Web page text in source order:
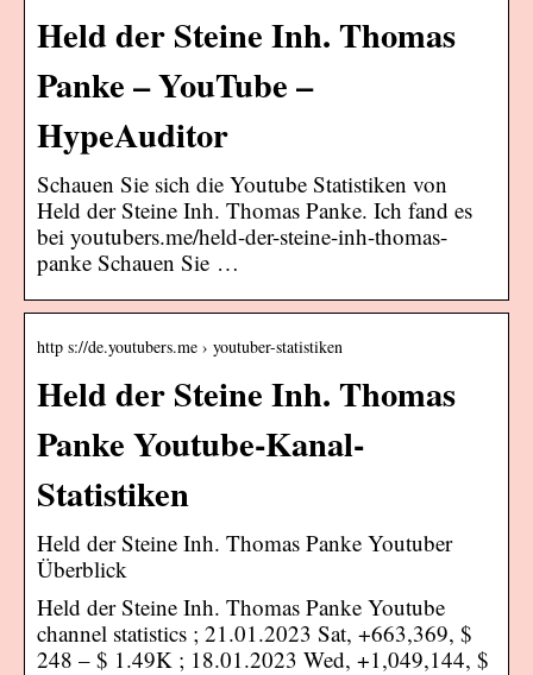
Held der Steine Inh. Thomas
Panke – YouTube –
HypeAuditor
Schauen Sie sich die Youtube Statistiken von
Held der Steine Inh. Thomas Panke. Ich fand es
bei youtubers.me/held-der-steine-inh-thomas-
panke Schauen Sie …
http s://de.youtubers.me › youtuber-statistiken
Held der Steine Inh. Thomas
Panke Youtube-Kanal-
Statistiken
Held der Steine Inh. Thomas Panke Youtuber
Überblick
Held der Steine Inh. Thomas Panke Youtube
channel statistics ; 21.01.2023 Sat, +663,369, $
248 – $ 1.49K ; 18.01.2023 Wed, +1,049,144, $